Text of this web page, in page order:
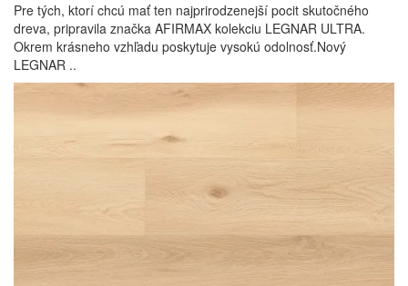
Pre tých, ktorí chcú mať ten najprirodzenejší pocit skutočného
dreva, pripravila značka AFIRMAX kolekciu LEGNAR ULTRA.
Okrem krásneho vzhľadu poskytuje vysokú odolnosť.Nový
LEGNAR ..